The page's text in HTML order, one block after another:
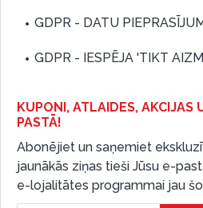
GDPR - DATU
GDPR - IESPĒJA 'TIKT
KUPONI, ATLAIDES, AKCIJAS
PASTĀ!
Abonējiet un saņemiet
jaunākās ziņas tieši Jūsu e-
e-lojalitātes programmai jau